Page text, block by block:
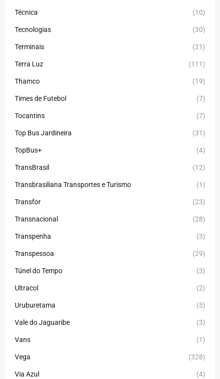
Técnica (10)
Tecnologias (30)
Terminais (21)
Terra Luz (111)
Thamco (19)
Times de Futebol (7)
Tocantins (7)
Top Bus Jardineira (31)
TopBus+ (4)
TransBrasil (12)
Transbrasiliana Transportes e Turismo (1)
Transfor (23)
Transnacional (28)
Transpenha (3)
Transpessoa (29)
Túnel do Tempo (3)
Ultracol (2)
Uruburetama (5)
Vale do Jaguaribe (3)
Vans (1)
Vega (328)
Via Azul (4)